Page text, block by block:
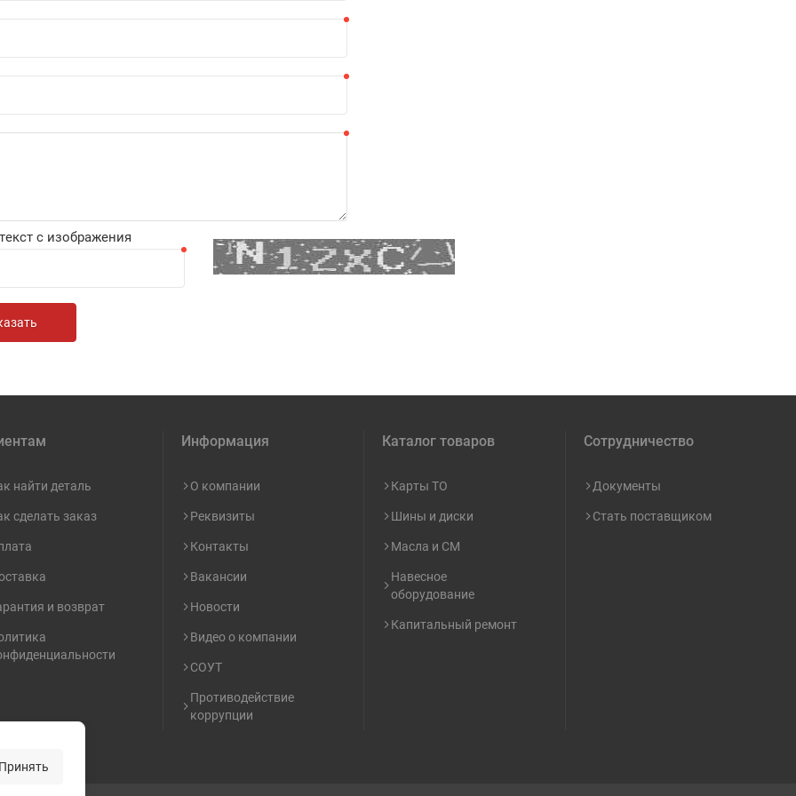
с изображения
найти деталь
сделать заказ
и возврат
Информация
О компании
Реквизиты
Контакты
Вакансии
Новости
Видео о компании
СОУТ
Противодействие
коррупции
Каталог товаров
Карты ТО
Шины и диски
Масла и СМ
Навесное
оборудование
Капитальный ремонт
Сотрудничество
Документы
Стать поставщиком